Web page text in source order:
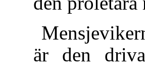
är den